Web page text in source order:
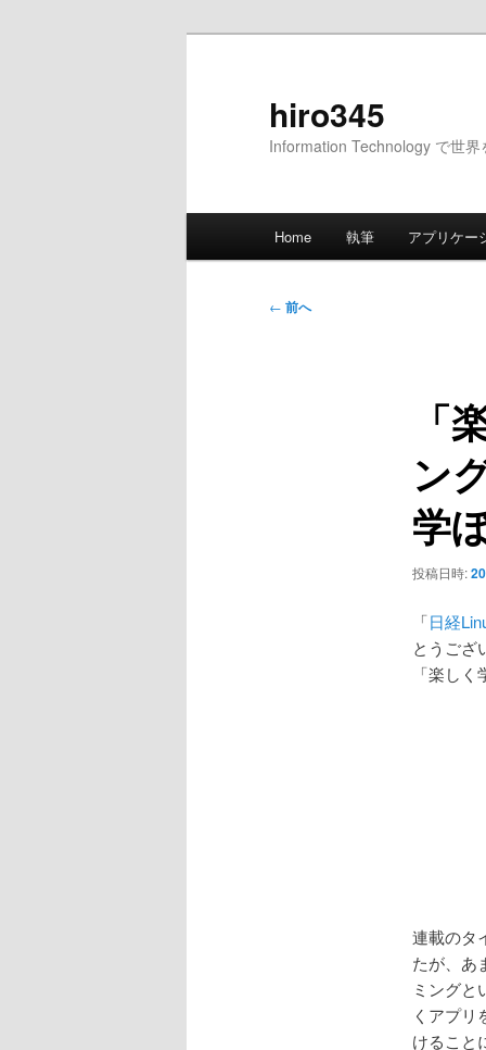
hiro345
Information Technology で世界
Home 執筆 アプリケー
投
← 前へ
「
ン
学
投稿日時:
「日経
とうござ
「楽し
連載のタ
たが、あ
ミングと
くアプ
けること